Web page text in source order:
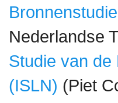
Bronnenstudie
Nederlandse
Studie van de
(ISLN) (Piet